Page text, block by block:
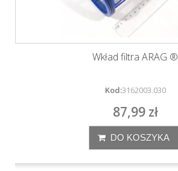
Wkład filtra ARAG ®
Kod:3162003.030
87,99 zł
DO KOSZYKA